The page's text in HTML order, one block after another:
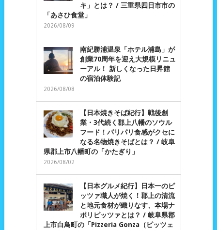
キ」とは？ / 三重県四日市市の
「あさひ食堂」
2026/08/09
南紀勝浦温泉「ホテル浦島」が
創業70周年を迎え大規模リニュ
ーアル！ 新しくなった日昇館
の宿泊体験記
2026/08/08
【日本焼きそば紀行】戦後創
業・3代続く郡上八幡のソウル
フード！パリパリ食感がクセに
なる名物焼きそばとは？ / 岐阜
県郡上市八幡町の「かたぎり」
2026/08/02
【日本グルメ紀行】日本一のピ
ッツァ職人が焼く！郡上の清流
と地元食材が織りなす、本場ナ
ポリピッツァとは？ / 岐阜県郡
上市白鳥町の「Pizzeria Gonza（ピッツェ